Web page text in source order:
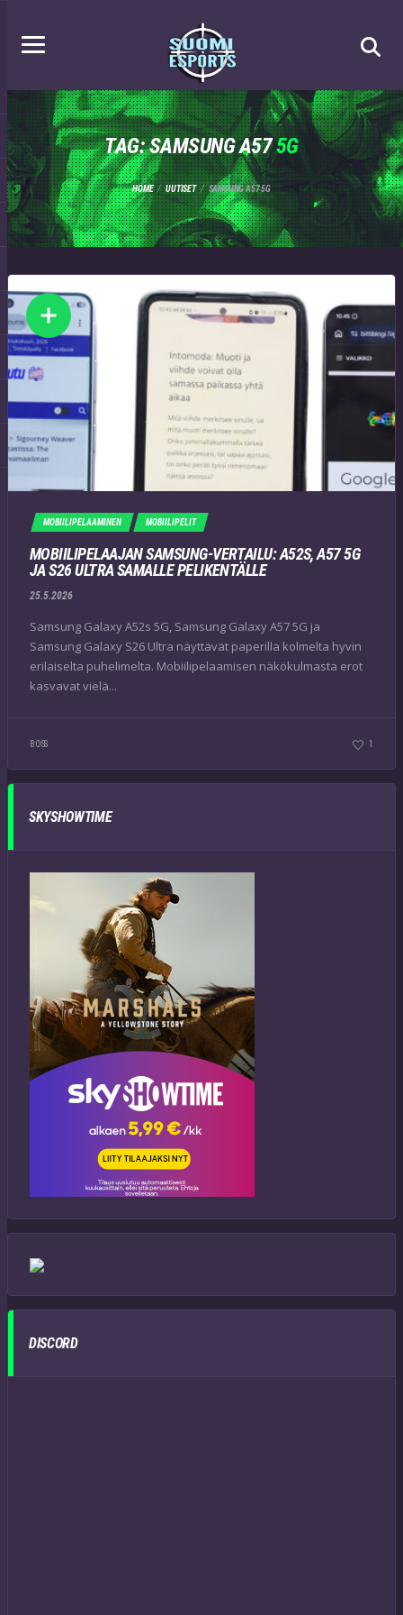
TAG: SAMSUNG A575G
HOME UUTISET SAMSUNG A57 5G
MOBIILIPELAAMINEN MOBIILIPELIT
MOBIILIPELAAJAN SAMSUNG-VERTAILU: A52S, A57 5G
JA S26 ULTRA SAMALLE PELIKENTÄLLE
25.5.2026
Samsung Galaxy A52s 5G, Samsung Galaxy A57 5G ja
Samsung Galaxy S26 Ultra näyttävät paperilla kolmelta hyvin
erilaiselta puhelimelta. Mobiilipelaamisen näkökulmasta erot
kasvavat vielä...
BOSS 1
SKYSHOWTIME
DISCORD